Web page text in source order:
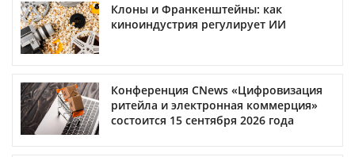
Клоны и Франкенштейны: как
киноиндустрия регулирует ИИ
Конференция CNews «Цифровизация
ритейла и электронная коммерция»
состоится 15 сентября 2026 года